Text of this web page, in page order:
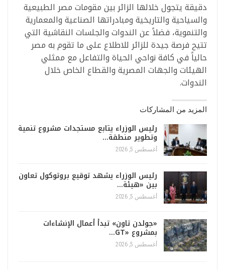
دقيقة يتجول خلالها الزائر بين مقومات مصر الطبيعية
والسياحية والتاريخية ومبادراتها الصناعية والمعمارية
والتنموية، فضلاً عن الندوات والجلسات النقاشية التي
تتيح فرصة جيدة للزائر للاطلاع على ما تقوم به مصر
حالياً في كافة نواحي الحياة والتفاعل مع ممثلي
الهيئات والجهات المصرية والقطاع الخاص خلال
الندوات.
المزيد من المشاركات
رئيس الوزراء يتابع مستجدات مشروع تنمية
وتطوير منطقة…
أغسطس 5, 2026
رئيس الوزراء يشهد توقيع بروتوكول تعاون
بين «هيئة…
أغسطس 5, 2026
«جولدن تاون» تبدأ أعمال الإنشاءات
بمشروع «GT…
أغسطس 5, 2026